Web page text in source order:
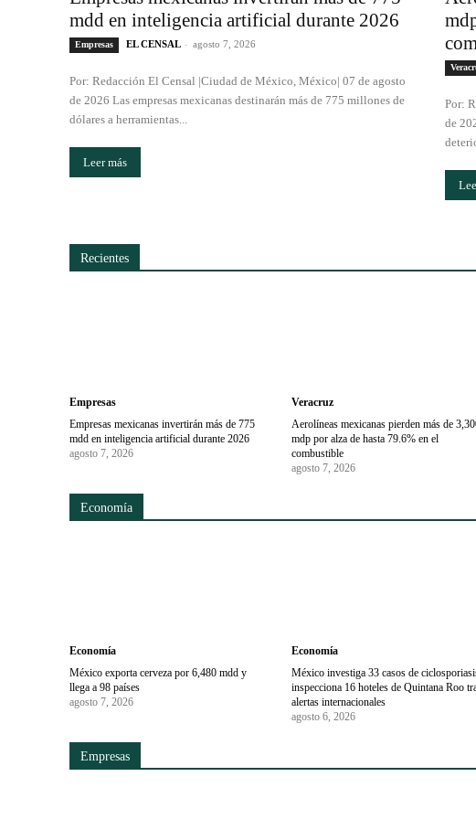
mdd en inteligencia artificial durante 2026
Empresas EL CENSAL - agosto 7, 2026
Por: Redacción El Censal |Ciudad de México, México| 07 de agosto
de 2026 Las empresas mexicanas destinarán más de 775 millones de
dólares a herramientas...
Leer más
Por:
de
Recientes
Empresas
Empresas mexicanas invertirán más de 775
mdd en inteligencia artificial durante 2026
agosto 7, 2026
Veracruz
Aerolíneas mexicanas pierden más de
mdp por alza de hasta 79.6% en el
combustible
agosto 7, 2026
Economía
Economía
México exporta cerveza por 6,480 mdd y
llega a 98 países
agosto 7, 2026
Economía
México investiga 33 casos de
inspecciona 16 hoteles de Quintana Roo
alertas internacionales
agosto 6, 2026
Empresas